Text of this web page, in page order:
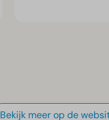
Bekijk meer op de